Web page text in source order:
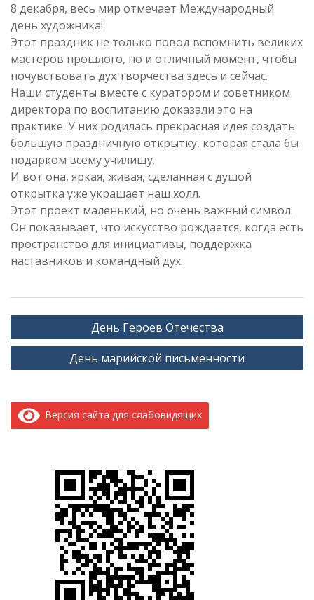
8 декабря, весь мир отмечает Международный
день художника!
Этот праздник не только повод вспомнить великих
мастеров прошлого, но и отличный момент, чтобы
почувствовать дух творчества здесь и сейчас.
Наши студенты вместе с куратором и советником
директора по воспитанию доказали это на
практике. У них родилась прекрасная идея создать
большую праздничную открытку, которая стала бы
подарком всему училищу.
И вот она, яркая, живая, сделанная с душой
открытка уже украшает наш холл.
Этот проект маленький, но очень важный символ.
Он показывает, что искусство рождается, когда есть
пространство для инициативы, поддержка
наставников и командный дух.
Навигация
по
День Героев Отечества
День марийской письменности
Версия сайта для слабовидящих